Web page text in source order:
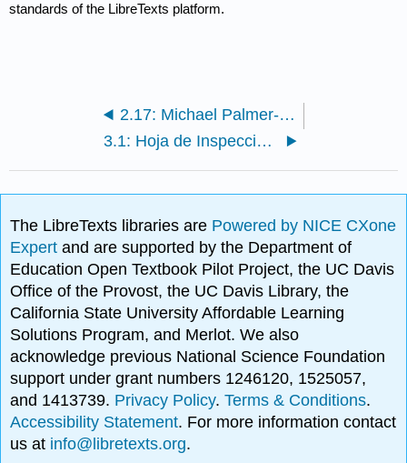
standards of the LibreTexts platform.
2.17: Michael Palmer- Queen Cría y otros consejos para nuevos apicultores
3.1: Hoja de Inspección de Colmena
The LibreTexts libraries are Powered by NICE CXone
Expertand are supported by the Department of
Education Open Textbook Pilot Project, the UC Davis
Office of the Provost, the UC Davis Library, the
California State University Affordable Learning
Solutions Program, and Merlot. We also
acknowledge previous National Science Foundation
support under grant numbers 1246120, 1525057,
and 1413739. Privacy Policy.Terms & Conditions.
Accessibility Statement. For more information contact
us at info@libretexts.org.